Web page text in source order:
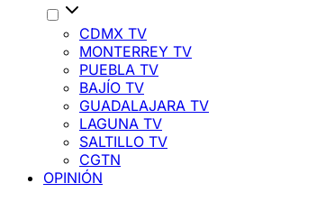
CDMX TV
MONTERREY TV
PUEBLA TV
BAJÍO TV
GUADALAJARA TV
LAGUNA TV
SALTILLO TV
CGTN
OPINIÓN